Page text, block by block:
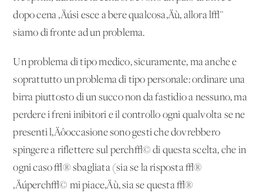
dopo cena ‚Äúsi esce a bere qualcosa‚Äù, allora l√¨
siamo di fronte ad un problema.
Un problema di tipo medico, sicuramente, ma anche e
soprattutto un problema di tipo personale: ordinare una
birra piuttosto di un succo non da fastidio a nessuno, ma
perdere i freni inibitori e il controllo ogni qualvolta se ne
presenti l‚Äôoccasione sono gesti che dovrebbero
spingere a riflettere sul perch√© di questa scelta, che in
ogni caso √® sbagliata (sia se la risposta √®
‚Äúperch√© mi piace‚Äù, sia se questa √®